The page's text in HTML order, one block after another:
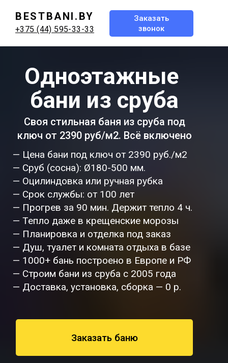
+375 (44) 595-33-33
Заказать
звонок
BESTBANI.BY
Своя стильная баня из сруба под
ключ от 2390 руб/м2. Всё включено
— Цена бани под ключ от 2390 руб./м2
— Сруб (сосна): Ø180-500 мм.
— Оцилиндовка или ручная рубка
— Срок службы: от 100 лет
— Прогрев за 90 мин. Держит тепло 4 ч.
— Тепло даже в крещенские морозы
— Планировка и отделка под заказ
— Душ, туалет и комната отдыха в базе
— 1000+ бань построено в Европе и РФ
— Строим бани из сруба с 2005 года
— Доставка, установка, сборка — 0 р.
Заказать баню
Одноэтажные
бани из сруба